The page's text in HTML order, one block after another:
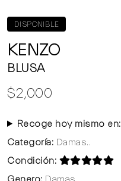
DISPONIBLE
KENZO
BLUSA
$2,000
Recoge hoy mismo en:
Categoría: Damas..
Condición: